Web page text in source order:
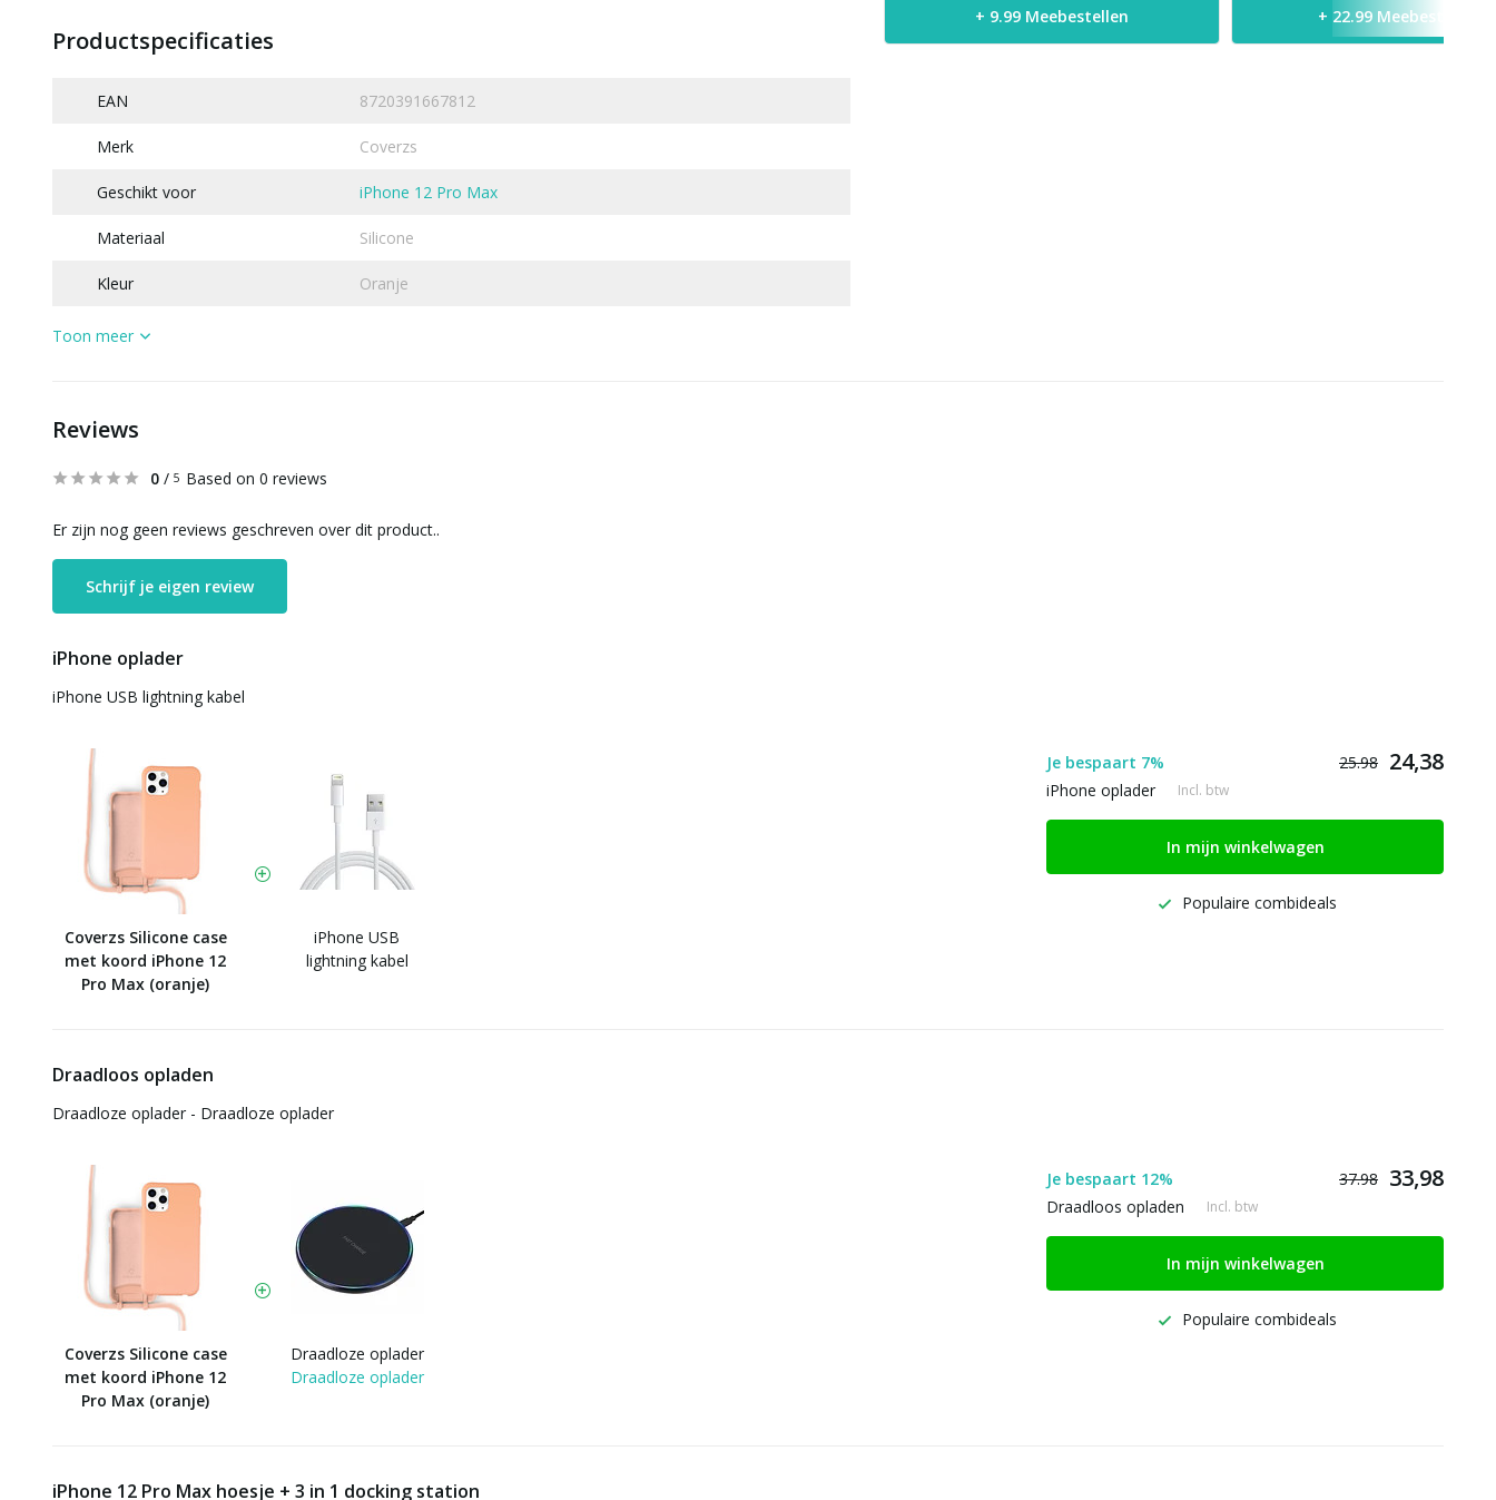
Productspecificaties
EAN 8720391667812
Merk Coverzs
Geschikt voor iPhone 12 Pro Max
Materiaal Silicone
Kleur Oranje
Toon meer
+ 9.99 Meebestellen + 22.99 Meebestellen
Reviews
0 / 5 Based on 0 reviews
Er zijn nog geen reviews geschreven over dit product..
Schrijf je eigen review
iPhone oplader
iPhone USB lightning kabel
Coverzs Silicone case
met koord iPhone 12
Pro Max (oranje)
iPhone USB
lightning kabel
Je bespaart 7% 25.98 24,38
iPhone oplader Incl. btw
In mijn winkelwagen
Populaire combideals
Draadloos opladen
Draadloze oplader - Draadloze oplader
Coverzs Silicone case
met koord iPhone 12
Pro Max (oranje)
Draadloze oplader
Draadloze oplader
Je bespaart 12% 37.98 33,98
Draadloos opladen Incl. btw
In mijn winkelwagen
Populaire combideals
iPhone 12 Pro Max hoesje + 3 in 1 docking station